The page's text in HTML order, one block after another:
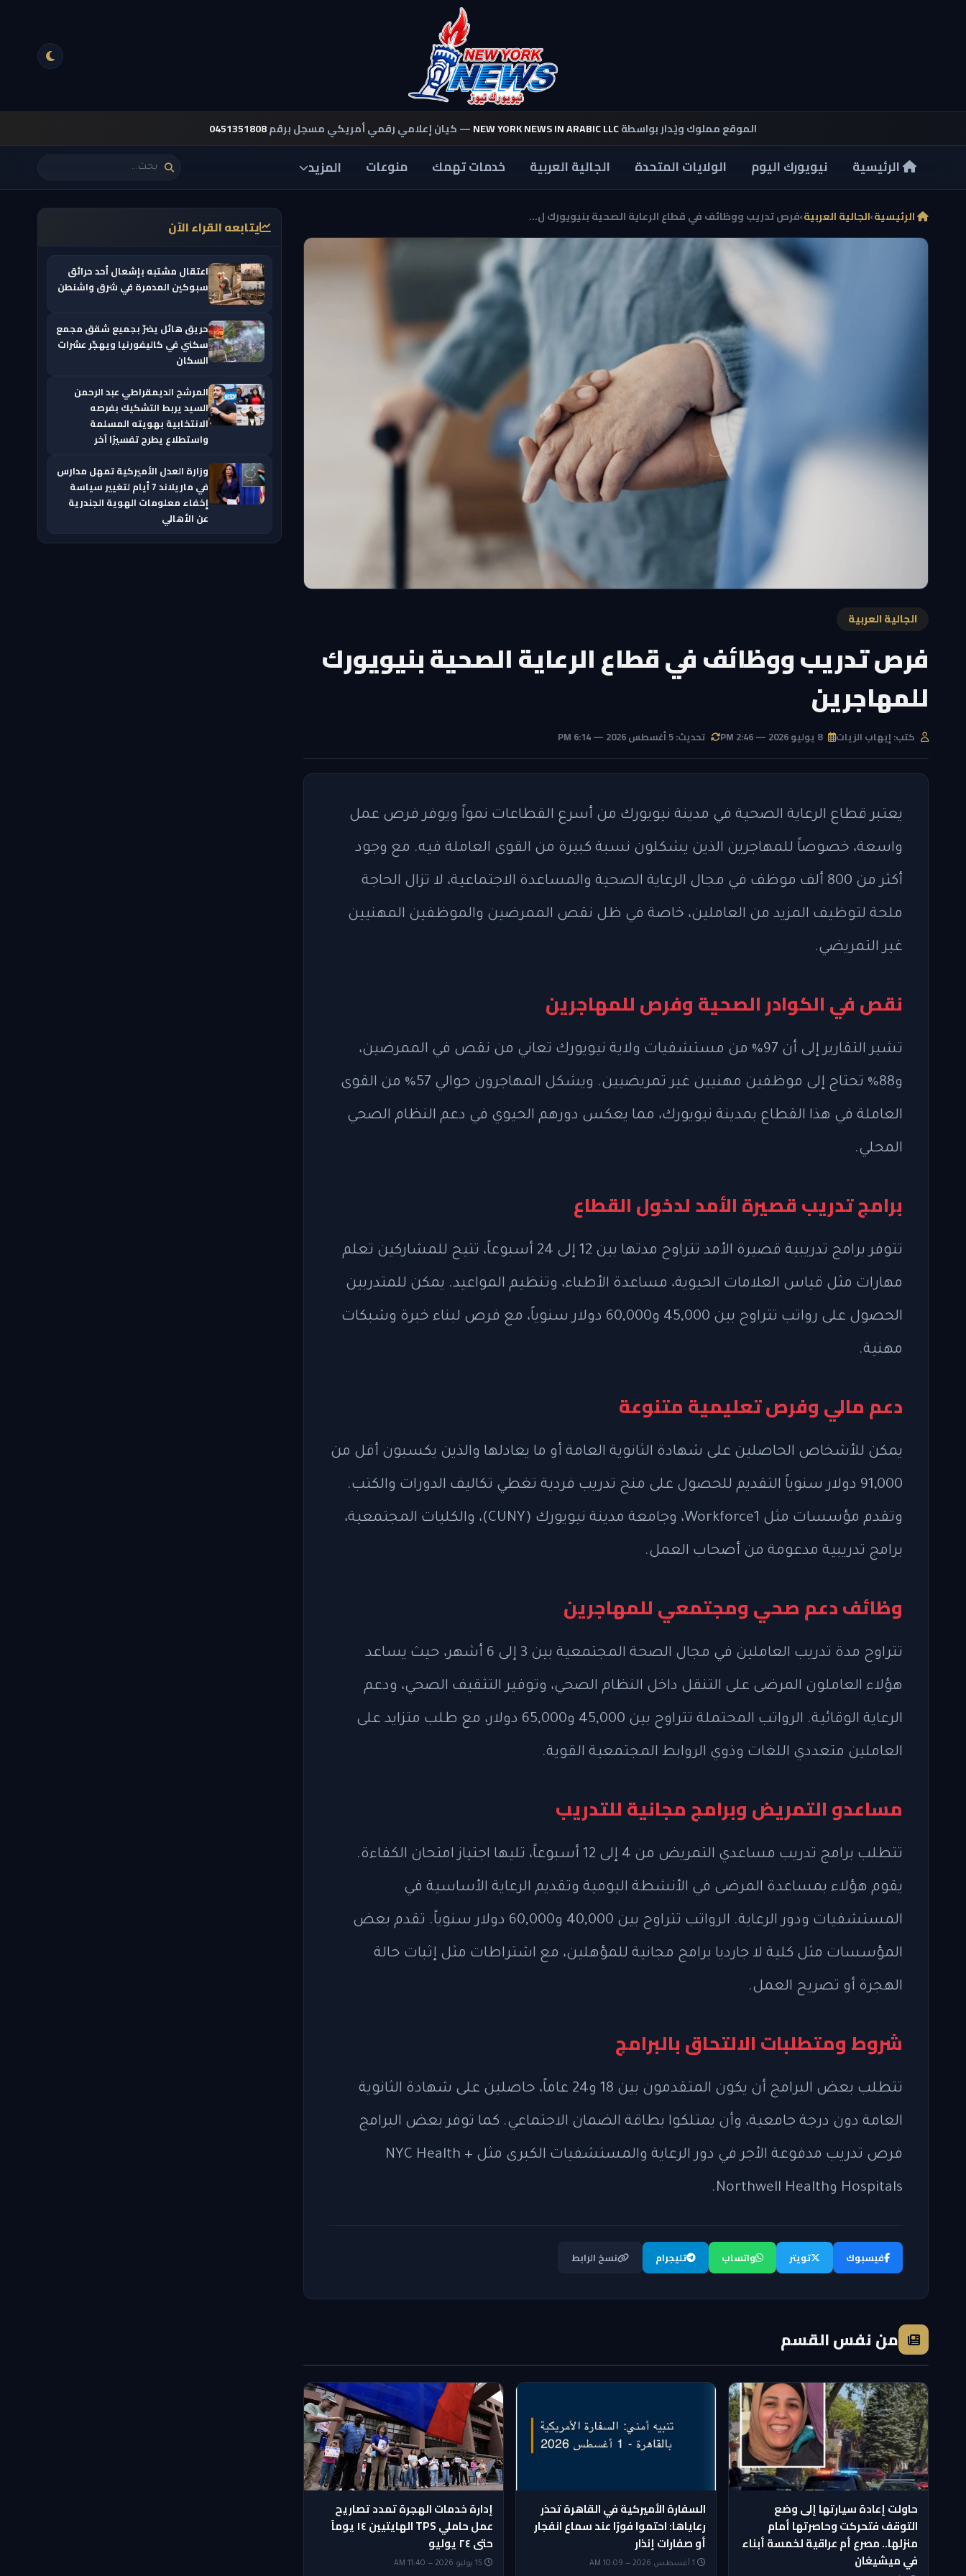
الموقع مملوك ويُدار بواسطةNEW YORK NEWS IN ARABIC LLC— كيان إعلامي رقمي أمريكي مسجل برقم0451351808
الرئيسية نيويورك اليوم الولايات المتحدة الجالية العربية خدمات تهمك منوعات المزيد
الرئيسية›الجالية العربية›فرص تدريب ووظائف في قطاع الرعاية الصحية بنيويورك ل...
الجالية العربية
فرص تدريب ووظائف في قطاع الرعاية الصحية بنيويورك
للمهاجرين
كتب: إيهاب الزيات 8 يوليو 2026 — 2:46 PM تحديث: 5 أغسطس 2026 — 6:14 PM
يعتبر قطاع الرعاية الصحية في مدينة نيويورك من أسرع القطاعات نمواً ويوفر فرص عمل
واسعة، خصوصاً للمهاجرين الذين يشكلون نسبة كبيرة من القوى العاملة فيه. مع وجود
أكثر من 800 ألف موظف في مجال الرعاية الصحية والمساعدة الاجتماعية، لا تزال الحاجة
ملحة لتوظيف المزيد من العاملين، خاصة في ظل نقص الممرضين والموظفين المهنيين
غير التمريضي.
نقص في الكوادر الصحية وفرص للمهاجرين
تشير التقارير إلى أن 97% من مستشفيات ولاية نيويورك تعاني من نقص في الممرضين،
و88% تحتاج إلى موظفين مهنيين غير تمريضيين. ويشكل المهاجرون حوالي 57% من القوى
العاملة في هذا القطاع بمدينة نيويورك، مما يعكس دورهم الحيوي في دعم النظام الصحي
المحلي.
برامج تدريب قصيرة الأمد لدخول القطاع
تتوفر برامج تدريبية قصيرة الأمد تتراوح مدتها بين 12 إلى 24 أسبوعاً، تتيح للمشاركين تعلم
مهارات مثل قياس العلامات الحيوية، مساعدة الأطباء، وتنظيم المواعيد. يمكن للمتدربين
الحصول على رواتب تتراوح بين 45,000 و60,000 دولار سنوياً، مع فرص لبناء خبرة وشبكات
مهنية.
دعم مالي وفرص تعليمية متنوعة
يمكن للأشخاص الحاصلين على شهادة الثانوية العامة أو ما يعادلها والذين يكسبون أقل من
91,000 دولار سنوياً التقديم للحصول على منح تدريب فردية تغطي تكاليف الدورات والكتب.
وتقدم مؤسسات مثل Workforce1، وجامعة مدينة نيويورك (CUNY)، والكليات المجتمعية،
برامج تدريبية مدعومة من أصحاب العمل.
وظائف دعم صحي ومجتمعي للمهاجرين
تتراوح مدة تدريب العاملين في مجال الصحة المجتمعية بين 3 إلى 6 أشهر، حيث يساعد
هؤلاء العاملون المرضى على التنقل داخل النظام الصحي، وتوفير التثقيف الصحي، ودعم
الرعاية الوقائية. الرواتب المحتملة تتراوح بين 45,000 و65,000 دولار، مع طلب متزايد على
العاملين متعددي اللغات وذوي الروابط المجتمعية القوية.
مساعدو التمريض وبرامج مجانية للتدريب
تتطلب برامج تدريب مساعدي التمريض من 4 إلى 12 أسبوعاً، تليها اجتياز امتحان الكفاءة.
يقوم هؤلاء بمساعدة المرضى في الأنشطة اليومية وتقديم الرعاية الأساسية في
المستشفيات ودور الرعاية. الرواتب تتراوح بين 40,000 و60,000 دولار سنوياً. تقدم بعض
المؤسسات مثل كلية لا جارديا برامج مجانية للمؤهلين، مع اشتراطات مثل إثبات حالة
الهجرة أو تصريح العمل.
شروط ومتطلبات الالتحاق بالبرامج
تتطلب بعض البرامج أن يكون المتقدمون بين 18 و24 عاماً، حاصلين على شهادة الثانوية
العامة دون درجة جامعية، وأن يمتلكوا بطاقة الضمان الاجتماعي. كما توفر بعض البرامج
فرص تدريب مدفوعة الأجر في دور الرعاية والمستشفيات الكبرى مثل NYC Health +
Hospitals وNorthwell Health.
فيسبوك تويتر واتساب تليجرام نسخ الرابط
من نفس القسم
حاولت إعادة سيارتها إلى وضع
التوقف فتحركت وحاصرتها أمام
منزلها.. مصرع أم عراقية لخمسة أبناء
في ميشيغان
السفارة الأميركية في القاهرة تحذر
رعاياها: احتموا فورًا عند سماع انفجار
أو صفارات إنذار
إدارة خدمات الهجرة تمدد تصاريح
عمل حاملي TPS الهايتيين ١٤ يوماً
حتى ٢٤ يوليو
15 يوليو 2026 — 11:40 AM
يتابعه القراء الآن
اعتقال مشتبه بإشعال أحد حرائق
سبوكين المدمرة في شرق واشنطن
حريق هائل يضرّ بجميع شقق مجمع
سكني في كاليفورنيا ويهجّر عشرات
السكان
المرشح الديمقراطي عبد الرحمن
السيد يربط التشكيك بفرصه
الانتخابية بهويته المسلمة
واستطلاع يطرح تفسيرًا آخر
وزارة العدل الأميركية تمهل مدارس
في ماريلاند 7 أيام لتغيير سياسة
إخفاء معلومات الهوية الجندرية
عن الأهالي